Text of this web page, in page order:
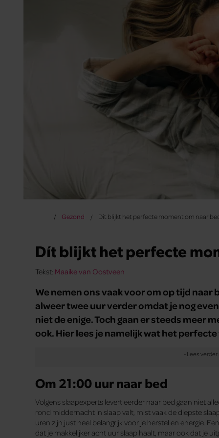
Gezond Dít blijkt het perfecte moment om naar
Dít blijkt het perfecte
Tekst: Maaike van Oostveen
We nemen ons vaak voor om op tijd naar
alweer twee uur verder omdat je nog
niet de enige. Toch gaan er steeds meer
ook. Hier lees je namelijk wat het
Om 21:00 uur naar bed
Volgens slaapexperts levert eerder naar bed gaan niet
rond middernacht in slaap valt, mist vaak de diepste
uren zijn just heel belangrijk voor je herstel en energie.
dat je makkelijker acht uur slaap haalt, maar ook dat je